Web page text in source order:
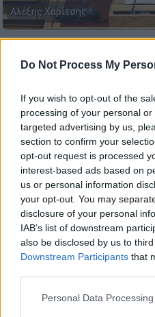
Do Not Process My
If you wish to opt-out of the
processing of your personal
targeted advertising by us,
section to confirm your
opt-out request is processed
interest-based ads based on
us or personal information
your opt-out. You may
disclosure of your personal
IAB’s list of downstream
also be disclosed by us to
Downstream Participants that
Please note that this website/
Personal Data
Αλέξης Χαρίτσης
Προσθέστε το
«ΗΝέα Αριστερά
για να μπορέσει να
την ελπίδα των
εναλλακτική
της
Αριστεράς, Αλέξης
του κατά τη διάρκεια
Ξάνθη.
«Πλήρης
Πρόσθεσε πως είναι
σοβαρότητας, της